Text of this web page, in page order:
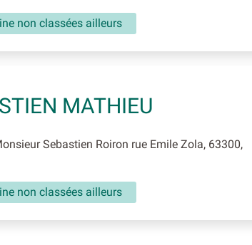
non classées ailleurs
MATHIEU
Sebastien Roiron rue Emile Zola, 63300,
non classées ailleurs